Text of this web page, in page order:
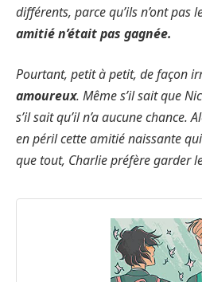
différents, parce qu’ils n’ont pas
amitié n’était pas gagnée.
Pourtant, petit à petit, de façon
amoureux. Même s’il sait que
s’il sait qu’il n’a aucune chance.
en péril cette amitié naissante
que tout, Charlie préfère garder